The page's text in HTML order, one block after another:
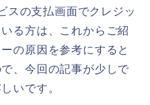
スの支払画面でクレジッ
る方は、これからご紹
の原因を参考にすると
、今回の記事が少しで
いです。